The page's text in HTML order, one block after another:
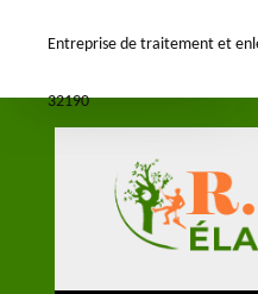
Entreprise de traitement et
32190